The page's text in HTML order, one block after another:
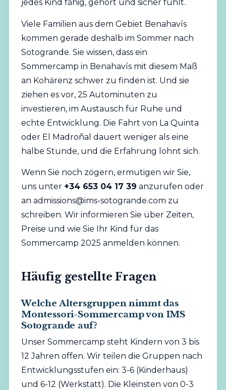
jedes Kind fähig, gehört und sicher fühlt.
Viele Familien aus dem Gebiet Benahavís
kommen gerade deshalb im Sommer nach
Sotogrande. Sie wissen, dass ein
Sommercamp in Benahavís mit diesem Maß
an Kohärenz schwer zu finden ist. Und sie
ziehen es vor, 25 Autominuten zu
investieren, im Austausch für Ruhe und
echte Entwicklung. Die Fahrt von La Quinta
oder El Madroñal dauert weniger als eine
halbe Stunde, und die Erfahrung lohnt sich.
Wenn Sie noch zögern, ermutigen wir Sie,
uns unter +34 653 04 17 39 anzurufen oder
an admissions@ims-sotogrande.com zu
schreiben. Wir informieren Sie über Zeiten,
Preise und wie Sie Ihr Kind für das
Sommercamp 2025 anmelden können.
Häufig gestellte Fragen
Welche Altersgruppen nimmt das
Montessori-Sommercamp von IMS
Sotogrande auf?
Unser Sommercamp steht Kindern von 3 bis
12 Jahren offen. Wir teilen die Gruppen nach
Entwicklungsstufen ein: 3-6 (Kinderhaus)
und 6-12 (Werkstatt). Die Kleinsten von 0-3